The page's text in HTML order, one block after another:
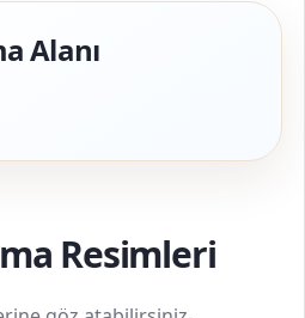
Alanı
Resimleri